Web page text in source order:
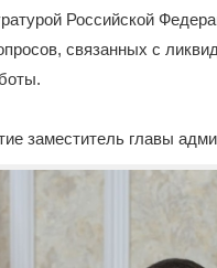
Российской
связанных с
заместитель главы